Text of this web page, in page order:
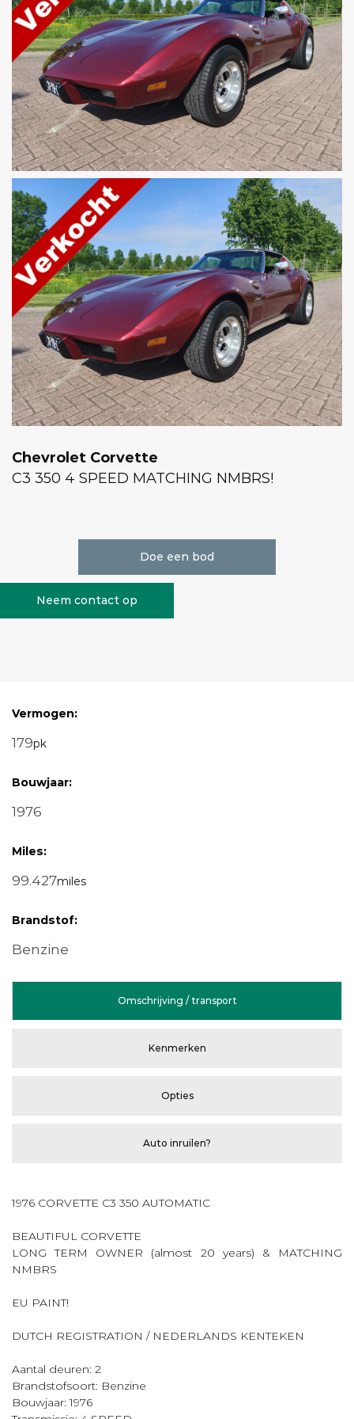
Chevrolet Corvette
C3 350 4 SPEED MATCHING NMBRS!
Doe een bod
Neem contact op
Vermogen:
179pk
Bouwjaar:
1976
Miles:
99.427miles
Brandstof:
Benzine
Omschrijving / transport
Kenmerken
Opties
Auto inruilen?
1976 CORVETTE C3 350 AUTOMATIC
BEAUTIFUL CORVETTE
LONG TERM OWNER (almost 20 years) & MATCHING
NMBRS
EU PAINT!
DUTCH REGISTRATION / NEDERLANDS KENTEKEN
Aantal deuren: 2
Brandstofsoort: Benzine
Bouwjaar: 1976